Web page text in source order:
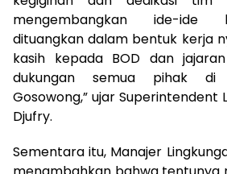
mengembangkan ide-ide
dituangkan dalam bentuk kerja
kasih kepada BOD dan
dukungan semua pihak di
Gosowong,” ujar Superintendent
Djufry.
Sementara itu, Manajer